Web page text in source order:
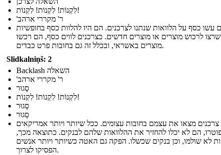
לִקְנוֹת! לִקְנוֹת! לִקְנוֹת!
'ר' מקררי ארהב
עשו כסף על הלוואות שנתנו לצרכנים. הם היו להלוות כסף בחופשיות
לרכוש מוצרים או מוצרים חדשים. כצרכנים לווים כסף, הם רכשו
מוצרים באשראי, ובכלל זה גם בחובות פרט כבדים.
Slidkalniņš: 2
Backlash השאלה
'ר' מקררי ארהב
סָגוּר
לִקְנוֹת! לִקְנוֹת! לִקְנוֹת!
סָגוּר
סָגוּר
צרכנים מצאו את עצמם בחובות עצומים. ככל שיותר ויותר אמריקאים
הם לא יכלו להחזיר את ההלוואות שלהם לבנקים. כתוצאה מכך,
לא שולמו, וכן בנקים שכשלו. הפקה גם האטה כשיותר ויותר אנשים
הפסיקו לצרוך.